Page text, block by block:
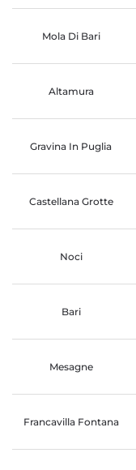
Mola Di Bari
Altamura
Gravina In Puglia
Castellana Grotte
Noci
Bari
Mesagne
Francavilla Fontana